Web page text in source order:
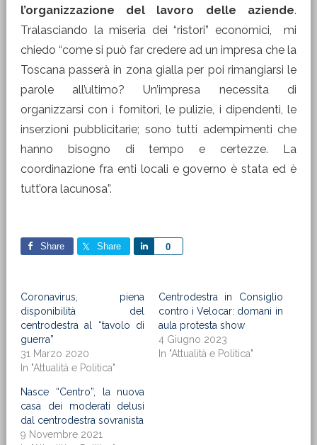
l’organizzazione del lavoro delle aziende.
Tralasciando la miseria dei “ristori” economici, mi
chiedo “come si può far credere ad un impresa che la
Toscana passerà in zona gialla per poi rimangiarsi le
parole all’ultimo? Un’impresa necessita di
organizzarsi con i fornitori, le pulizie, i dipendenti, le
inserzioni pubblicitarie; sono tutti adempimenti che
hanno bisogno di tempo e certezze. La
coordinazione fra enti locali e governo è stata ed è
tutt’ora lacunosa”.
Share Share 0
Share
Coronavirus, piena
disponibilità del
centrodestra al “tavolo di
guerra”
31 Marzo 2020
In "Attualità e Politica"
Centrodestra in Consiglio
contro i Velocar: domani in
aula protesta show
4 Giugno 2023
In "Attualità e Politica"
Nasce “Centro”, la nuova
casa dei moderati delusi
dal centrodestra sovranista
9 Novembre 2021